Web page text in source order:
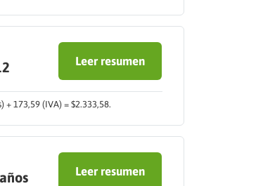
Leer resumen
173,59 (IVA) = $2.333,58.
Leer resumen